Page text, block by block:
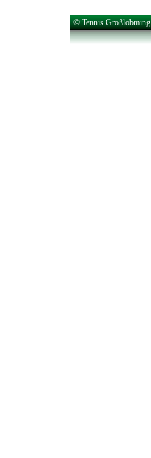
© Tennis Großlobming